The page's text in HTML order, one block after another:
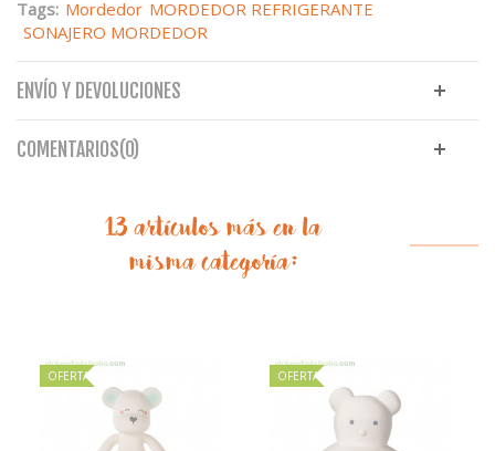
Tags: Mordedor MORDEDOR REFRIGERANTE
SONAJERO MORDEDOR
ENVÍO Y DEVOLUCIONES
COMENTARIOS(0)
13 artículos más en la
misma categoría:
OFERTA OFERTA